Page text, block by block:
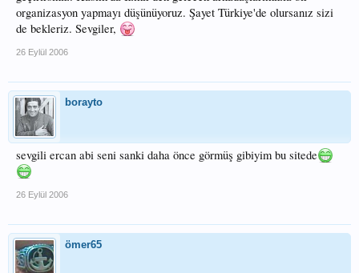
organizasyon yapmayı düşünüyoruz. Şayet Türkiye'de olursanız sizi
de bekleriz. Sevgiler,
26 Eylül 2006
borayto
sevgili ercan abi seni sanki daha önce görmüş gibiyim bu sitede
26 Eylül 2006
ömer65